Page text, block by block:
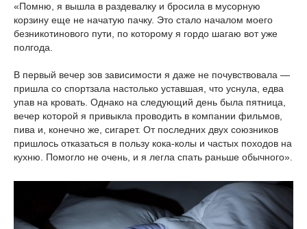
«Помню, я вышла в раздевалку и бросила в мусорную
корзину еще не начатую пачку. Это стало началом моего
безникотинового пути, по которому я гордо шагаю вот уже
полгода.
В первый вечер зов зависимости я даже не почувствовала —
пришла со спортзала настолько уставшая, что уснула, едва
упав на кровать. Однако на следующий день была пятница,
вечер которой я привыкла проводить в компании фильмов,
пива и, конечно же, сигарет. От последних двух союзников
пришлось отказаться в пользу кока-колы и частых походов на
кухню. Помогло не очень, и я легла спать раньше обычного».